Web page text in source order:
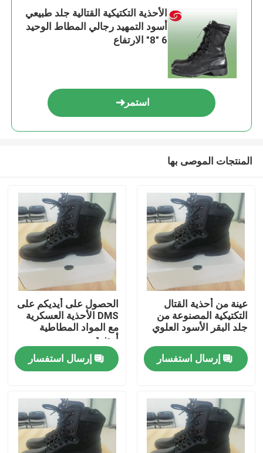
المنتجات
فيديوهات
حولنا
جولة في المصنع
الأحذية التكتيكية القتالية جلد طبيعي
أسود التمهيد رجالي المطاط الوحيد
6 "8" الارتفاع
استمر
المنتجات الموصى بها
عينة من أحذية القتال
التكتيكية المصنوعة من
جلد البقر الأسود العلوي
إرسال استفسار
الحصول على أيديكم على
DMS الأحذية العسكرية
مع المواد المطاطية
أرضية
إرسال استفسار